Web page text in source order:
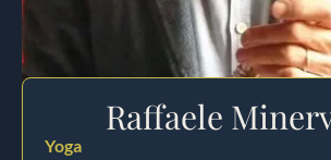
Raffaele
Yoga